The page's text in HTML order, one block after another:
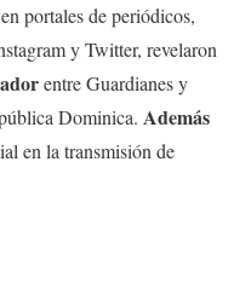
en portales de periódicos,
y Twitter, revelaron
entre Guardianes y
Dominica. Además
en la transmisión de